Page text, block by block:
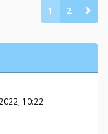
1 2
10:22